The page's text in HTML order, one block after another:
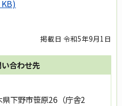
掲載日 令和5年9月1日
合わせ先
下野市笹原26（庁舎2